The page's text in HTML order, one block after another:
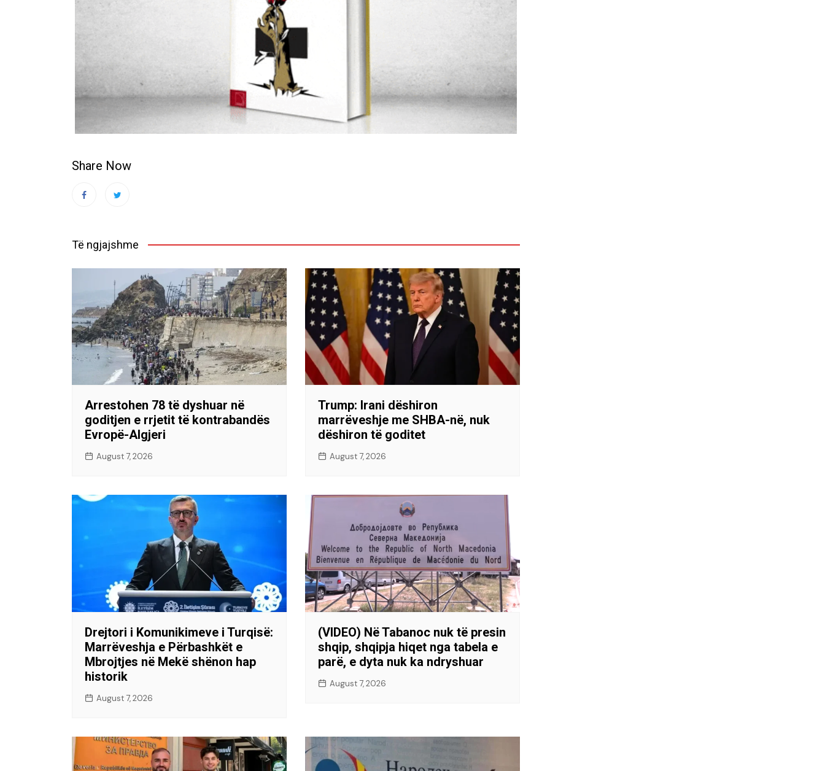
Share Now
Të ngjajshme
Arrestohen 78 të dyshuar në
goditjen e rrjetit të kontrabandës
Evropë-Algjeri
August 7, 2026
Trump: Irani dëshiron
marrëveshje me SHBA-në, nuk
dëshiron të goditet
August 7, 2026
Drejtori i Komunikimeve i Turqisë:
Marrëveshja e Përbashkët e
Mbrojtjes në Mekë shënon hap
historik
August 7, 2026
(VIDEO) Në Tabanoc nuk të presin
shqip, shqipja hiqet nga tabela e
parë, e dyta nuk ka ndryshuar
August 7, 2026